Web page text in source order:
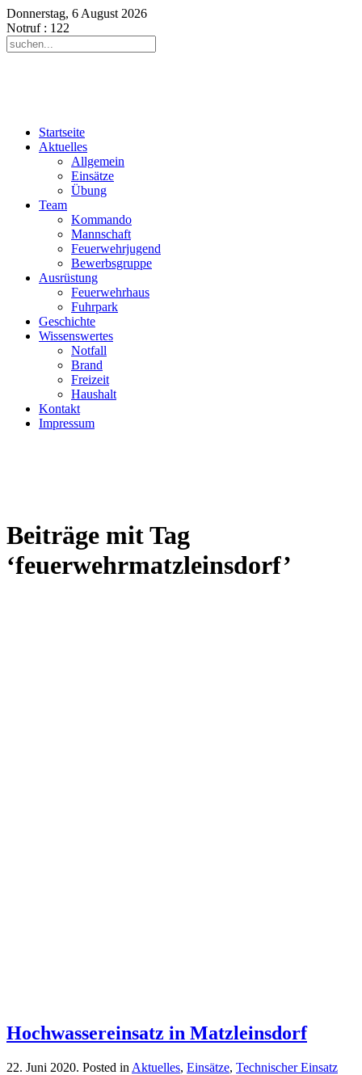
Donnerstag, 6 August 2026
Notruf: 122
Startseite
Aktuelles
Allgemein
Einsätze
Übung
Team
Kommando
Mannschaft
Feuerwehrjugend
Bewerbsgruppe
Ausrüstung
Feuerwehrhaus
Fuhrpark
Geschichte
Wissenswertes
Notfall
Brand
Freizeit
Haushalt
Kontakt
Impressum
Beiträge mit Tag
‘feuerwehrmatzleinsdorf’
Hochwassereinsatz in Matzleinsdorf
22. Juni 2020. Posted in Aktuelles, Einsätze, Technischer Einsatz